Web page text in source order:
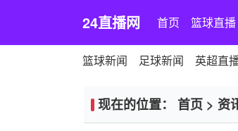
24直播网 首页 篮球直播
篮球新闻 足球新闻 英超直
现在的位置： 首页 > 资